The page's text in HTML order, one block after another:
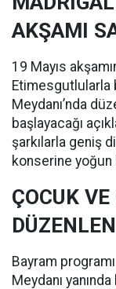
AKŞAMI
19 Mayıs
Etimesgutlularla
Meydanı’nda
başlayacağı
şarkılarla geniş
konserine yoğun
ÇOCUK
Bayram
Meydanı